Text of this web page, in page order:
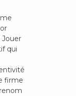
Jouer
qui
firme